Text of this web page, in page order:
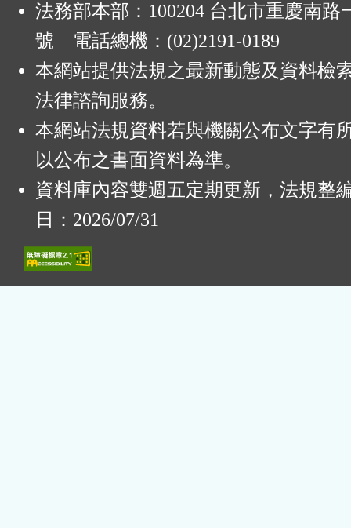
法務部本部：100204 台北市重慶南路
號 電話總機：(02)2191-0189
本網站提供法規之最新動態及資料檢
法律諮詢服務。
本網站法規資料若與機關公布文字有
以公布之書面資料為準。
資料庫內容雙週五定期更新，法規整
日：2026/07/31